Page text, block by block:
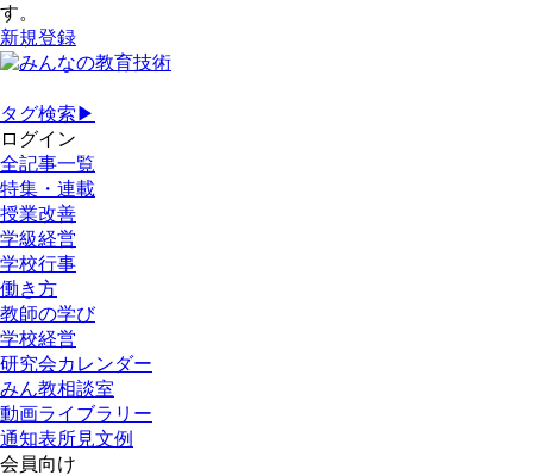
す。
新規登録
タグ検索▶
ログイン
全記事一覧
特集・連載
授業改善
学級経営
学校行事
働き方
教師の学び
学校経営
研究会カレンダー
みん教相談室
動画ライブラリー
通知表所見文例
会員向け